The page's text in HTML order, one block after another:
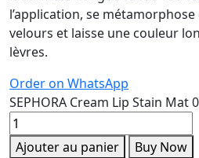
l’application, se
velours et laisse une couleur
lèvres.
Order on WhatsApp
SEPHORA Cream Lip Stain Mat
Ajouter au panier
Buy Now